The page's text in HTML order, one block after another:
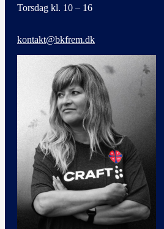
Torsdag kl. 10 – 16
kontakt@bkfrem.dk